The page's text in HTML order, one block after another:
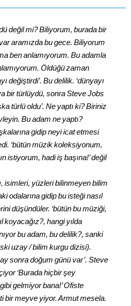
değil mi? Biliyorum, burada bir
aramızda bu gece. Biliyorum
ben anlamıyorum. Bu adamla
Öldüğü zaman
değiştirdi’. Bu delilik. ‘dünyayı
bir türlüydü, sonra Steve Jobs
türlü oldu’. Ne yaptı ki? Biriniz
Bu adam ne yaptı?
gidip neyi icat etmesi
‘bütün müzik koleksiyonum,
istiyorum, hadi iş başına!’ değil
isimleri, yüzleri bilinmeyen bilim
odalarına gidip bu isteği nasıl
düşündüler. ‘bütün bu müziği,
koyacağız?, hangi yılda
bu adam, bu delilik?, sanki
uzay / bilim kurgu dizisi).
sonra doğum günü var’. Steve
‘Burada hiçbir şey
gelmiyor bana!’ Ofiste
bir meyve yiyor. Armut mesela.